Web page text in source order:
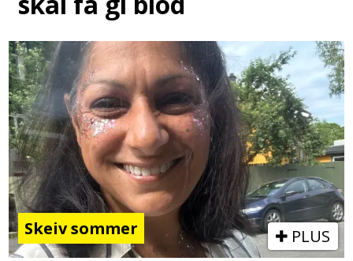
Skeiv sommer PLUS